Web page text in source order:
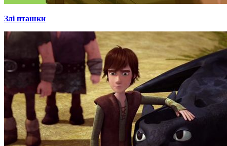
Злі пташки